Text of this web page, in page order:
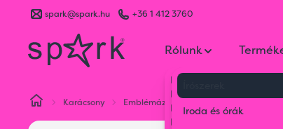
spark@spark.hu +36 1 412 3760
Rólunk
Kik vagyunk
Kapcsolat
Blog
Karrier
Iroda és órák
Karácsony Emblémázható karácsonyi termékek